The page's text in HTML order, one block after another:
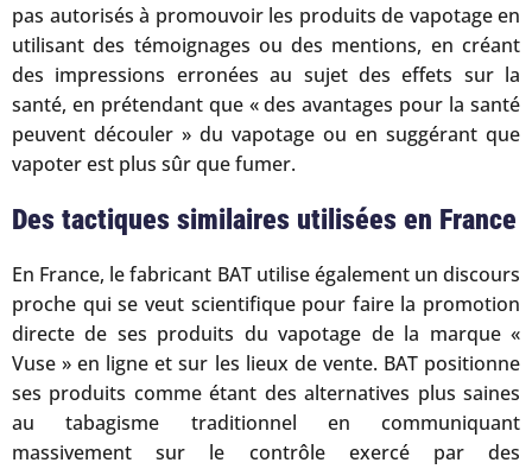
pas autorisés à promouvoir les produits de vapotage en
utilisant des témoignages ou des mentions, en créant
des impressions erronées au sujet des effets sur la
santé, en prétendant que « des avantages pour la santé
peuvent découler » du vapotage ou en suggérant que
vapoter est plus sûr que fumer.
Des tactiques similaires utilisées en France
En France, le fabricant BAT utilise également un discours
proche qui se veut scientifique pour faire la promotion
directe de ses produits du vapotage de la marque «
Vuse » en ligne et sur les lieux de vente. BAT positionne
ses produits comme étant des alternatives plus saines
au tabagisme traditionnel en communiquant
massivement sur le contrôle exercé par des